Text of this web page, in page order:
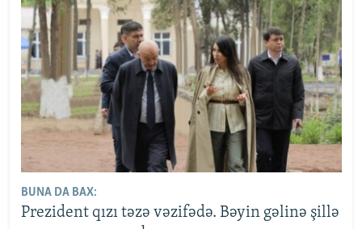
BUNA DA BAX:
Prezident qızı təzə vəzifədə. Bəyin gəlinə şillə